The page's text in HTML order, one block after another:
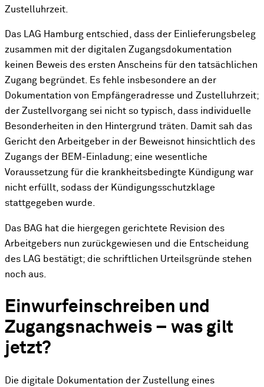
Zustelluhrzeit.
Das LAG Hamburg entschied, dass der Einlieferungsbeleg
zusammen mit der digitalen Zugangsdokumentation
keinen Beweis des ersten Anscheins für den tatsächlichen
Zugang begründet. Es fehle insbesondere an der
Dokumentation von Empfängeradresse und Zustelluhrzeit;
der Zustellvorgang sei nicht so typisch, dass individuelle
Besonderheiten in den Hintergrund träten. Damit sah das
Gericht den Arbeitgeber in der Beweisnot hinsichtlich des
Zugangs der BEM-Einladung; eine wesentliche
Voraussetzung für die krankheitsbedingte Kündigung war
nicht erfüllt, sodass der Kündigungsschutzklage
stattgegeben wurde.
Das BAG hat die hiergegen gerichtete Revision des
Arbeitgebers nun zurückgewiesen und die Entscheidung
des LAG bestätigt; die schriftlichen Urteilsgründe stehen
noch aus.
Einwurfeinschreiben und
Zugangsnachweis – was gilt
jetzt?
Die digitale Dokumentation der Zustellung eines